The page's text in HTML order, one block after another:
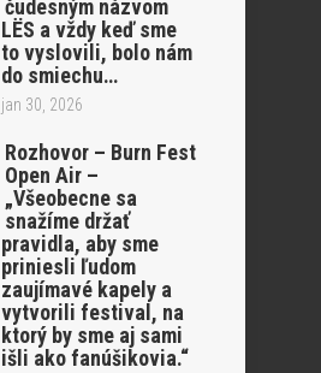
čudesným názvom
LËS a vždy keď sme
to vyslovili, bolo nám
do smiechu…
jan 30, 2026
Rozhovor – Burn Fest
Open Air –
„Všeobecne sa
snažíme držať
pravidla, aby sme
priniesli ľudom
zaujímavé kapely a
vytvorili festival, na
ktorý by sme aj sami
išli ako fanúšikovia.“